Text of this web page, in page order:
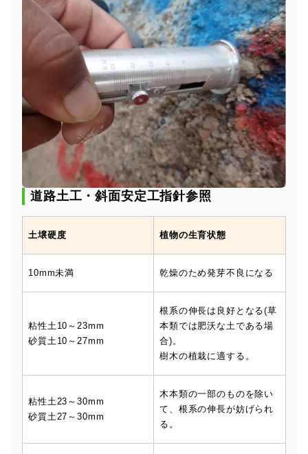
道路土工・斜面安定工指針参照
土壌硬度 植物の生育状態
10mm未満 乾燥のため発芽不良になる
粘性土10～23mm
砂質土10～27mm
根系の伸長は良好となる(草
本類では肥沃な土である場
合)。
樹木の植栽に適する。
粘性土23～30mm
砂質土27～30mm
木本類の一部のものを除い
て、根系の伸長が妨げられ
る。